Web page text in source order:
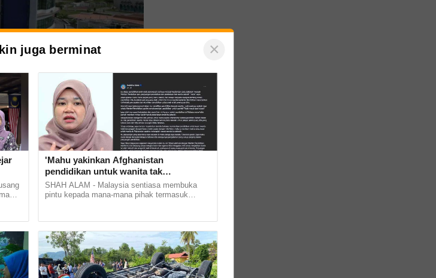
meneraju bidang TVET selain
mampan. Gambar kecil: Ruzairi
juga berminat ×
'Mahu yakinkan Afghanistan
pendidikan untuk wanita tak
bercanggah Islam'
SHAH ALAM - Malaysia sentiasa membuka
pintu kepada mana-mana pihak termasuk